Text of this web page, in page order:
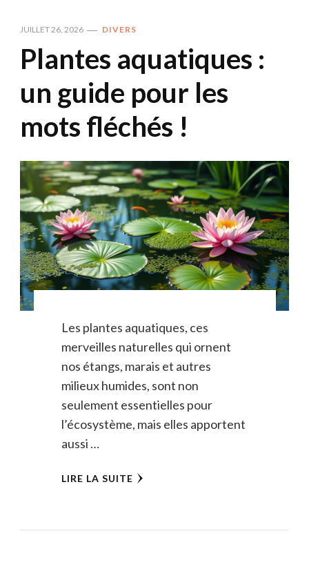
JUILLET 26, 2026 DIVERS
Plantes aquatiques :
un guide pour les
mots fléchés !
Les plantes aquatiques, ces
merveilles naturelles qui ornent
nos étangs, marais et autres
milieux humides, sont non
seulement essentielles pour
l’écosystème, mais elles apportent
aussi …
LIRE LA SUITE